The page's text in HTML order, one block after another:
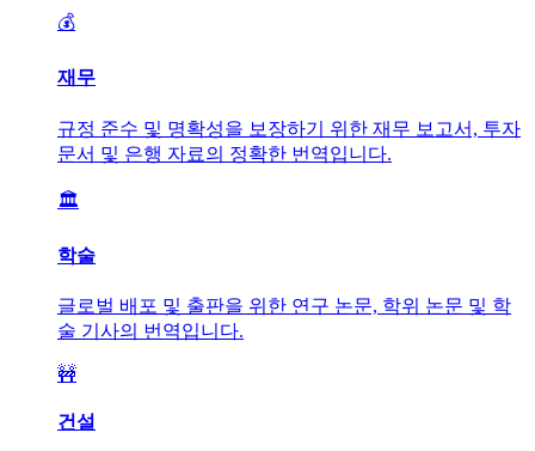
💰
재무
규정 준수 및 명확성을 보장하기 위한 재무 보고서, 투자
문서 및 은행 자료의 정확한 번역입니다.
🏛️
학술
글로벌 배포 및 출판을 위한 연구 논문, 학위 논문 및 학
술 기사의 번역입니다.
🚧
건설